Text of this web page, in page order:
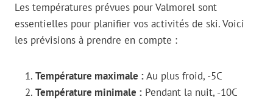
Les températures prévues pour Valmorel sont
essentielles pour planifier vos activités de ski. Voici
les prévisions à prendre en compte :
Température maximale :Au plus froid, -5C
Température minimale : Pendant la nuit, -10C